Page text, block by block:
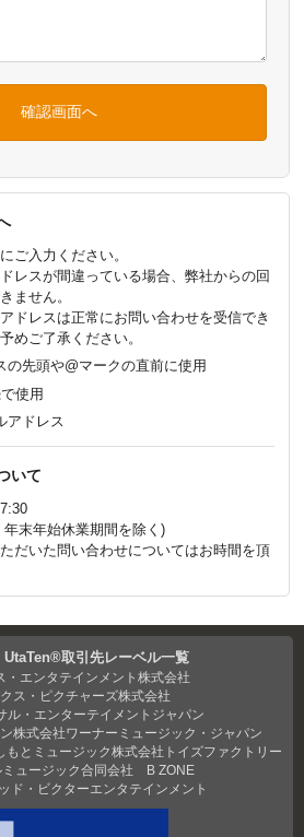
確認画面へ
ご入力ください。
レスが間違っている場合、弊社からの回
ません。
ドレスは正常にお問い合わせを受信でき
めご了承ください。
の先頭や@マークの直前に使用
使用
アドレス
いて
末年始休業期間を除く)
だいた問い合わせについてはお時間を頂
取引先レーベル一覧
・エンタテインメント株式会社
ス・ピクチャーズ株式会社
ル・エンターテイメントジャパン
株式会社ワーナーミュージック・ジャパン
もとミュージック株式会社トイズファクトリー
ミュージック合同会社 B ZONE
ド・ビクターエンタテインメント